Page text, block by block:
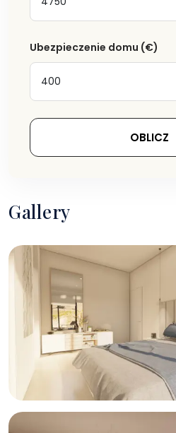
Ubezpieczenie domu (€)
OBLICZ
Gallery